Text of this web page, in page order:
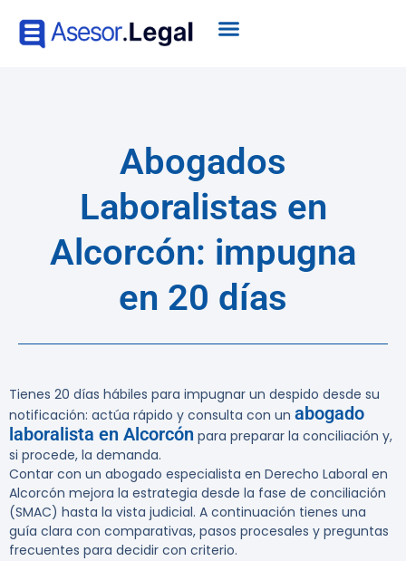
Abogados
Laboralistas en
Alcorcón: impugna
en 20 días
Tienes 20 días hábiles para impugnar un despido desde su
notificación: actúa rápido y consulta con un abogado
laboralista en Alcorcón para preparar la conciliación y,
si procede, la demanda.
Contar con un abogado especialista en Derecho Laboral en
Alcorcón mejora la estrategia desde la fase de conciliación
(SMAC) hasta la vista judicial. A continuación tienes una
guía clara con comparativas, pasos procesales y preguntas
frecuentes para decidir con criterio.